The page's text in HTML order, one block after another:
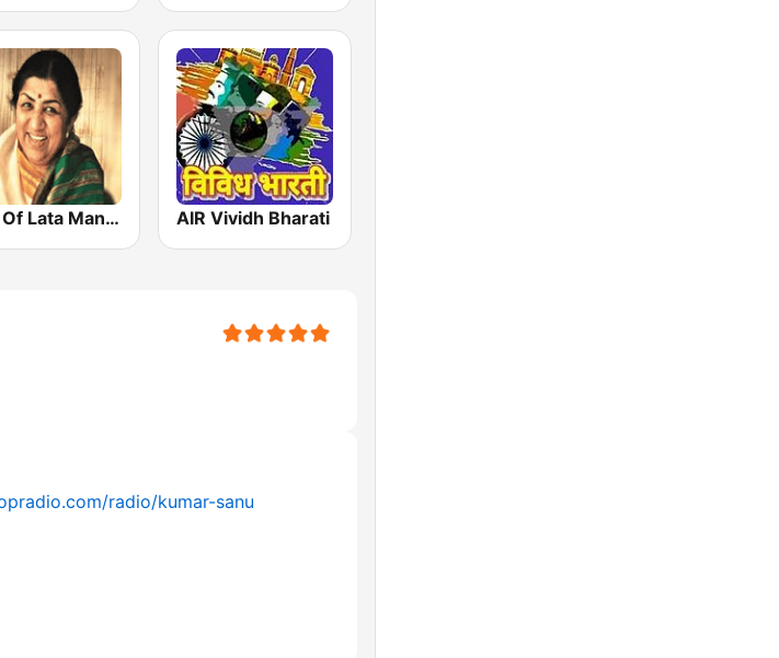
Hits Of Lata Mangeshkar AIR Vividh Bharati
radio/kumar-sanu